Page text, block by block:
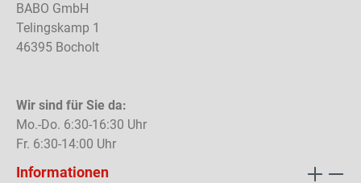
BABO GmbH
Telingskamp 1
46395 Bocholt
Wir sind für Sie da:
Mo.-Do. 6:30-16:30 Uhr
Fr. 6:30-14:00 Uhr
Informationen